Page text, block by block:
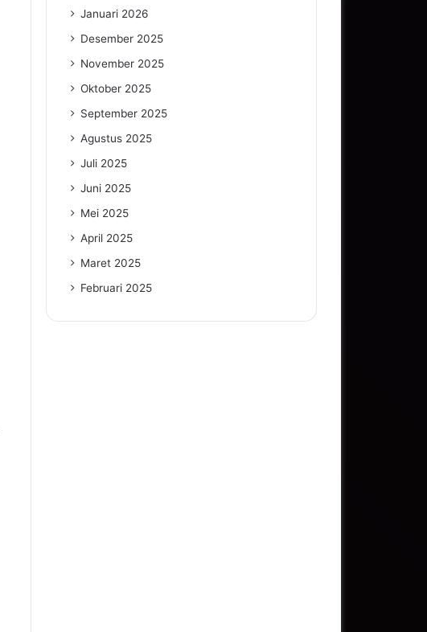
Januari 2026
Desember 2025
November 2025
Oktober 2025
September 2025
Agustus 2025
Juli 2025
Juni 2025
Mei 2025
April 2025
Maret 2025
Februari 2025